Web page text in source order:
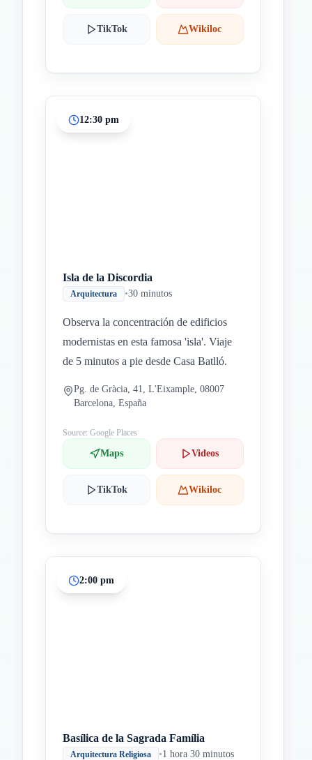
TikTok Wikiloc
12:30 pm
Isla de la Discordia
Arquitectura •30 minutos
Observa la concentración de edificios
modernistas en esta famosa 'isla'. Viaje
de 5 minutos a pie desde Casa Batlló.
Pg. de Gràcia, 41, L'Eixample, 08007
Barcelona, España
Source: Google Places
Maps Videos
TikTok Wikiloc
2:00 pm
Basílica de la Sagrada Família
Arquitectura Religiosa •1 hora 30 minutos